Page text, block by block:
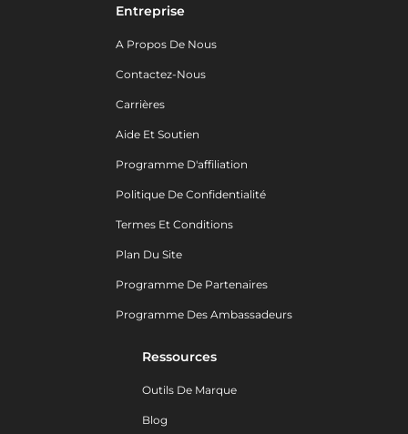
Entreprise
A Propos De Nous
Contactez-Nous
Carrières
Aide Et Soutien
Programme D'affiliation
Politique De Confidentialité
Termes Et Conditions
Plan Du Site
Programme De Partenaires
Programme Des Ambassadeurs
Ressources
Outils De Marque
Blog